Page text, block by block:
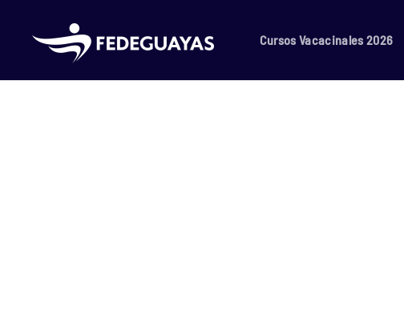
Skip to main content Cursos Vacacinales 2026